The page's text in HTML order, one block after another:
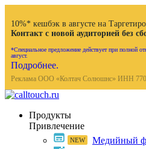
10%* кешбэк в августе на
Контакт с новой аудиторией без
*Специальное предложение действует при полной
август.
Подробнее.
Реклама ООО «Колтач Солюшнс» ИНН
Продукты
Привлечение
Медийный